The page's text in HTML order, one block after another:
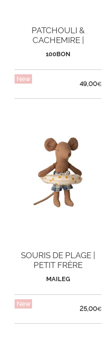
PATCHOULI &
CACHEMIRE |
VÉRONIKA LOUBRY
100BON
New
49,00€
SOURIS DE PLAGE |
PETIT FRÈRE
MAILEG
New
25,00€